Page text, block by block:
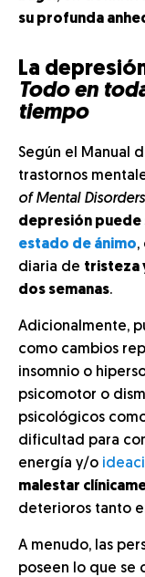
su profunda
La
Todo en
tiempo
Según el Manual
trastornos
of Mental
depresión puede
estado de ánimo,
diaria de tristeza
dos semanas.
Adicionalmente,
como cambios
insomnio o
psicomotor o
psicológicos
dificultad para
energía y/o
malestar
deterioros tanto
A menudo, las
poseen lo que se